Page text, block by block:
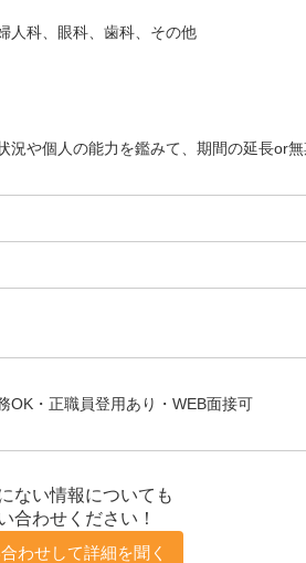
人科、眼科、歯科、その他
況や個人の能力を鑑みて、期間の延長or
OK・正職員登用あり・WEB面接可
ない情報についても
合わせください！
わせして詳細を聞く